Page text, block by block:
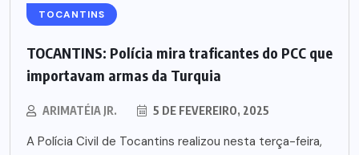
TOCANTINS
TOCANTINS: Polícia mira traficantes do PCC que
importavam armas da Turquia
ARIMATÉIA JR. 5 DE FEVEREIRO, 2025
A Polícia Civil de Tocantins realizou nesta terça-feira,